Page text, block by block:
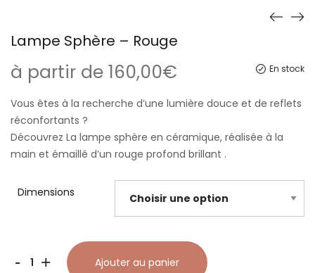
Lampe Sphère – Rouge
En stock
à partir de 160,00€
Vous êtes à la recherche d’une lumière douce et de reflets
réconfortants ?
Découvrez La lampe sphère en céramique, réalisée à la
main et émaillé d’un rouge profond brillant .
Dimensions
-quantité
+ Ajouter au panier